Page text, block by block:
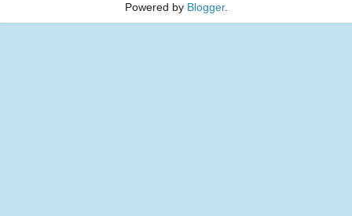
Powered by Blogger.